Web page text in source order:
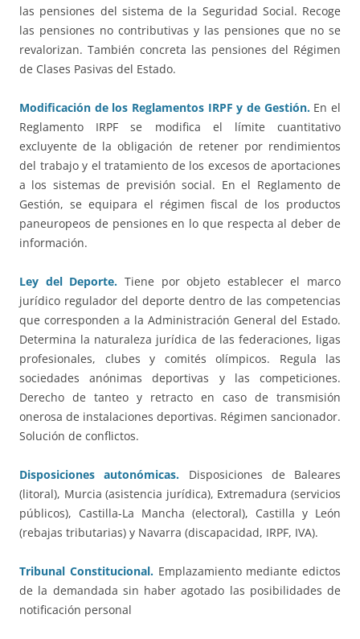
las pensiones del sistema de la Seguridad Social. Recoge
las pensiones no contributivas y las pensiones que no se
revalorizan. También concreta las pensiones del Régimen
de Clases Pasivas del Estado.
Modificación de los Reglamentos IRPF y de Gestión.En el
Reglamento IRPF se modifica el límite cuantitativo
excluyente de la obligación de retener por rendimientos
del trabajo y el tratamiento de los excesos de aportaciones
a los sistemas de previsión social. En el Reglamento de
Gestión, se equipara el régimen fiscal de los productos
paneuropeos de pensiones en lo que respecta al deber de
información.
Ley del Deporte. Tiene por objeto establecer el marco
jurídico regulador del deporte dentro de las competencias
que corresponden a la Administración General del Estado.
Determina la naturaleza jurídica de las federaciones, ligas
profesionales, clubes y comités olímpicos. Regula las
sociedades anónimas deportivas y las competiciones.
Derecho de tanteo y retracto en caso de transmisión
onerosa de instalaciones deportivas. Régimen sancionador.
Solución de conflictos.
Disposiciones autonómicas. Disposiciones de Baleares
(litoral), Murcia (asistencia jurídica), Extremadura (servicios
públicos), Castilla-La Mancha (electoral), Castilla y León
(rebajas tributarias) y Navarra (discapacidad, IRPF, IVA).
Tribunal Constitucional.Emplazamiento mediante edictos
de la demandada sin haber agotado las posibilidades de
notificación personal